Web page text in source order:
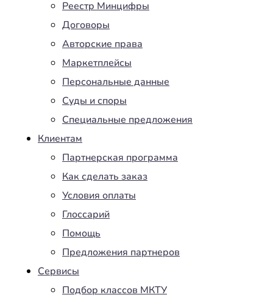
Реестр Минцифры
Договоры
Авторские права
Маркетплейсы
Персональные данные
Суды и споры
Специальные предложения
Клиентам
Партнерская программа
Как сделать заказ
Условия оплаты
Глоссарий
Помощь
Предложения партнеров
Сервисы
Подбор классов МКТУ